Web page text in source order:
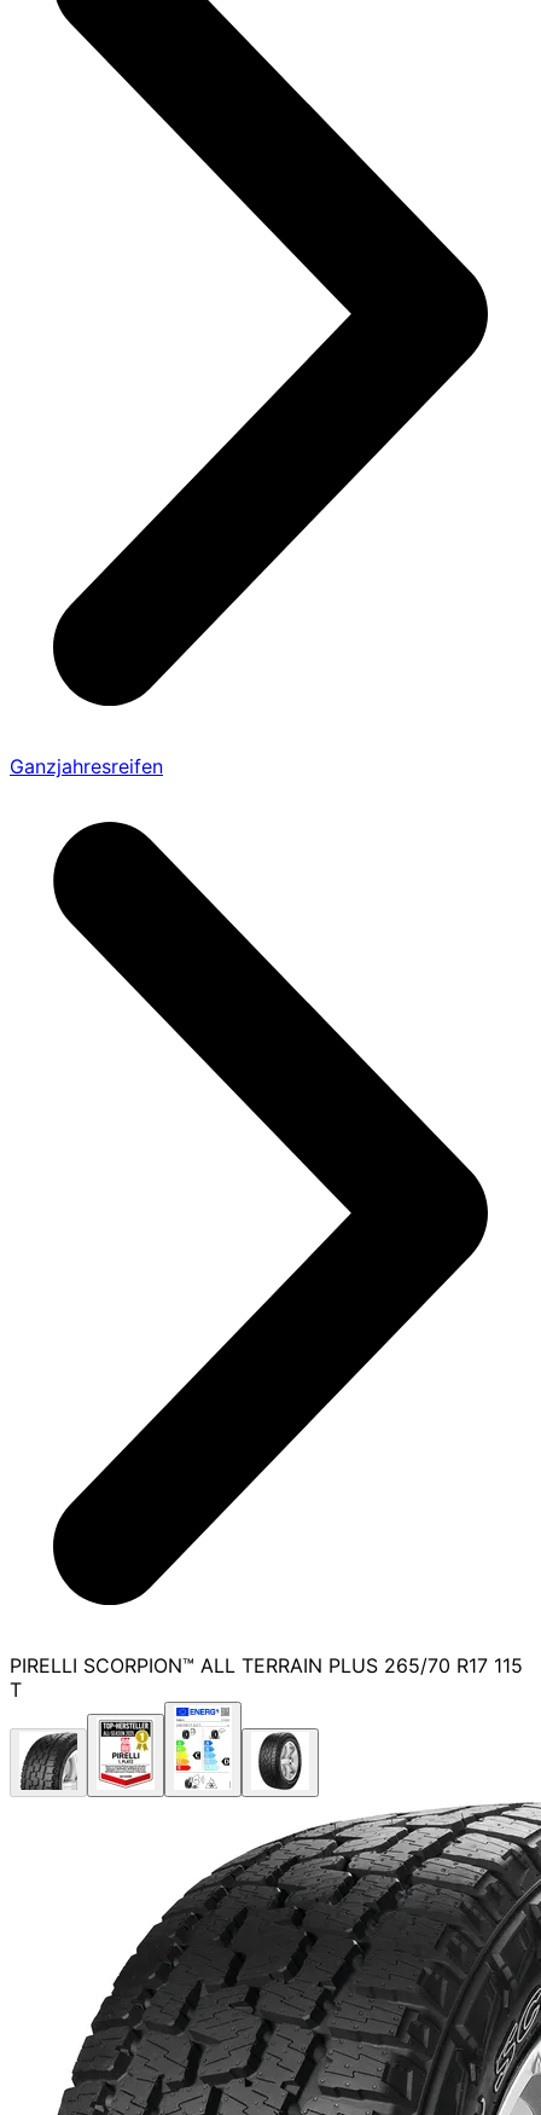
Ganzjahresreifen
PIRELLI SCORPION™ ALL TERRAIN PLUS 265/70 R17 115
T